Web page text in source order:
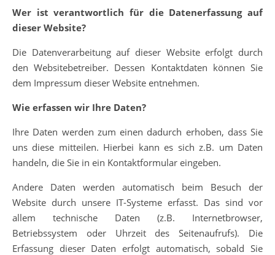
Wer ist verantwortlich für die Datenerfassung auf
dieser Website?
Die Datenverarbeitung auf dieser Website erfolgt durch
den Websitebetreiber. Dessen Kontaktdaten können Sie
dem Impressum dieser Website entnehmen.
Wie erfassen wir Ihre Daten?
Ihre Daten werden zum einen dadurch erhoben, dass Sie
uns diese mitteilen. Hierbei kann es sich z.B. um Daten
handeln, die Sie in ein Kontaktformular eingeben.
Andere Daten werden automatisch beim Besuch der
Website durch unsere IT-Systeme erfasst. Das sind vor
allem technische Daten (z.B. Internetbrowser,
Betriebssystem oder Uhrzeit des Seitenaufrufs). Die
Erfassung dieser Daten erfolgt automatisch, sobald Sie